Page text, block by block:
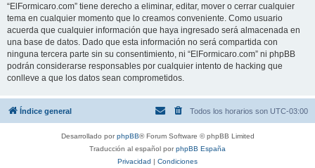
“ElFormicaro.com” tiene derecho a eliminar, editar, mover o cerrar cualquier
tema en cualquier momento que lo creamos conveniente. Como usuario
acuerda que cualquier información que haya ingresado será almacenada en
una base de datos. Dado que esta información no será compartida con
ninguna tercera parte sin su consentimiento, ni “ElFormicaro.com” ni phpBB
podrán considerarse responsables por cualquier intento de hacking que
conlleve a que los datos sean comprometidos.
Índice general Todos los horarios son UTC-03:00
Desarrollado porphpBB® Forum Software © phpBB Limited
Traducción al español porphpBB España
Privacidad | Condiciones